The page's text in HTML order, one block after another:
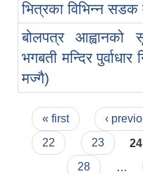
भित्रका विभिन्न सडक
बोलपत्र आह्वानको
भगबती मन्दिर
मज्गै)
Pages
« first ‹
22
23 24
28